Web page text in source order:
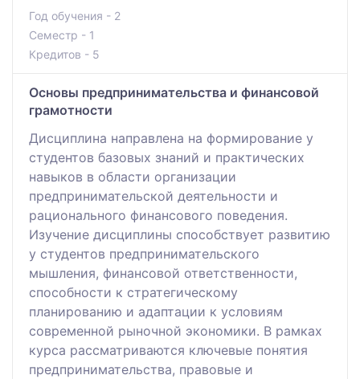
Год обучения - 2
Семестр - 1
Кредитов - 5
Основы предпринимательства и финансовой
грамотности
Дисциплина направлена на формирование у
студентов базовых знаний и практических
навыков в области организации
предпринимательской деятельности и
рационального финансового поведения.
Изучение дисциплины способствует развитию
у студентов предпринимательского
мышления, финансовой ответственности,
способности к стратегическому
планированию и адаптации к условиям
современной рыночной экономики. В рамках
курса рассматриваются ключевые понятия
предпринимательства, правовые и